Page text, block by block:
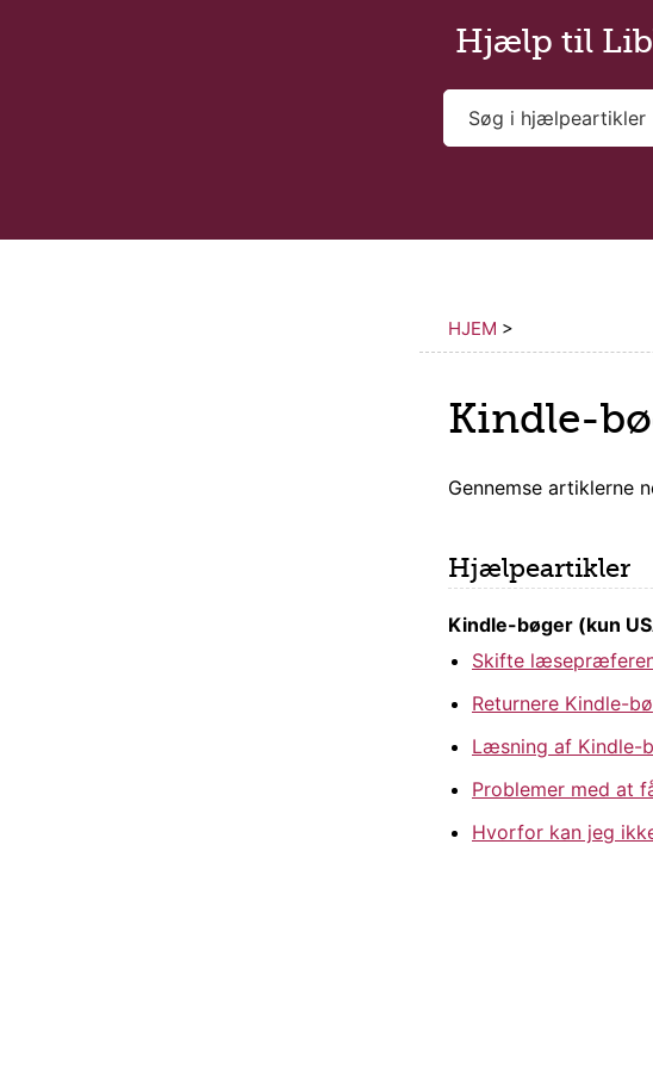
Hjælp til
HJEM >
Kindle-
Gennemse artiklerne
Hjælpeartikler
Kindle-bøger (kun
Skifte
Returnere Kindle-
Læsning af Kindle-
Problemer med at
Hvorfor kan jeg